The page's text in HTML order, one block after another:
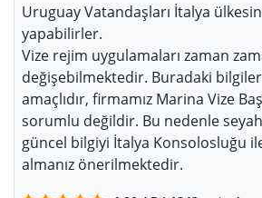
Uruguay Vatandaşları İtalya
yapabilirler.
Vize rejim uygulamaları zaman
değişebilmektedir. Buradaki
amaçlıdır, firmamız Marina Vize
sorumlu değildir. Bu nedenle
güncel bilgiyi İtalya Konsolosluğu
almanız önerilmektedir.